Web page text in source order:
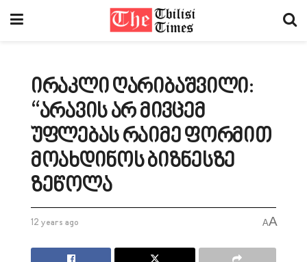
ირაკლი ღარიბაშვილი:
“არავის არ მივცემ
უფლებას რაიმე ფორმით
მოახდინოს ბიზნესზე
ზეწოლა
12 years ago AA